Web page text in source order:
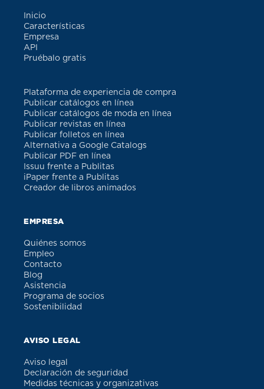
Inicio
Características
Empresa
API
Pruébalo gratis
Plataforma de experiencia de compra
Publicar catálogos en línea
Publicar catálogos de moda en línea
Publicar revistas en línea
Publicar folletos en línea
Alternativa a Google Catalogs
Publicar PDF en línea
Issuu frente a Publitas
iPaper frente a Publitas
Creador de libros animados
EMPRESA
Quiénes somos
Empleo
Contacto
Blog
Asistencia
Programa de socios
Sostenibilidad
AVISO LEGAL
Aviso legal
Declaración de seguridad
Medidas técnicas y organizativas